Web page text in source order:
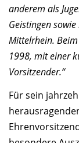
anderem als
Geistingen
Mittelrhein.
1998, mit einer
Vorsitzender.“
Für sein